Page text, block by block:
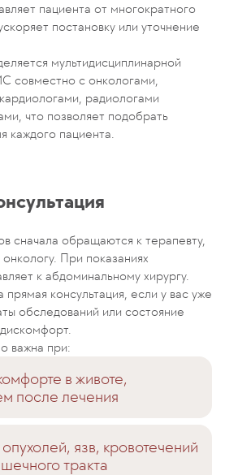
пациента от многократного
постановку или уточнение
мультидисциплинарной
совместно с онкологами,
радиологами
что позволяет подобрать
каждого пациента.
сначала обращаются к терапевту,
При показаниях
к абдоминальному хирургу.
консультация, если у вас уже
обследований или состояние
важна при:
в животе,
после лечения
язв, кровотечений
тракта